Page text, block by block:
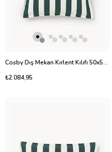
Cosby Dış Mekan Kırlent Kılıfı 50x50 cm Çizgili Su İtici
₺2.084,95